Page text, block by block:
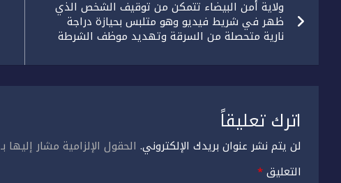
المقالات
ولاية أمن البيضاء تتمكن من توقيف الشخص الذي
ظهر في شريط فيديو وهو متلبس بحيازة دراجة
نارية متحصلة من السرقة وتهديد موظف الشرطة
اترك تعليقاً
لن يتم نشر عنوان بريدك الإلكتروني. الحقول الإلزامية مشار إليها بـ
التعليق*